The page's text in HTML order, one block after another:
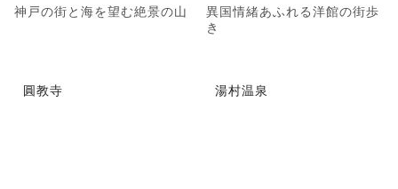
神戸の街と海を望む絶景の山
異国情緒あふれる洋館の街歩
き
圓教寺 湯村温泉